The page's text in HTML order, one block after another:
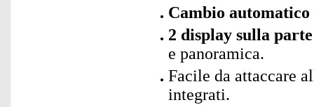
Cambio
2 display sulla
e panoramica.
Facile da attaccare
integrati.